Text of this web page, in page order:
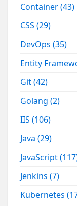
Container(43)
CSS(29)
DevOps(35)
Entity
Git(42)
Golang(2)
IIS(106)
Java(29)
JavaScript
Jenkins(7)
Kubernetes